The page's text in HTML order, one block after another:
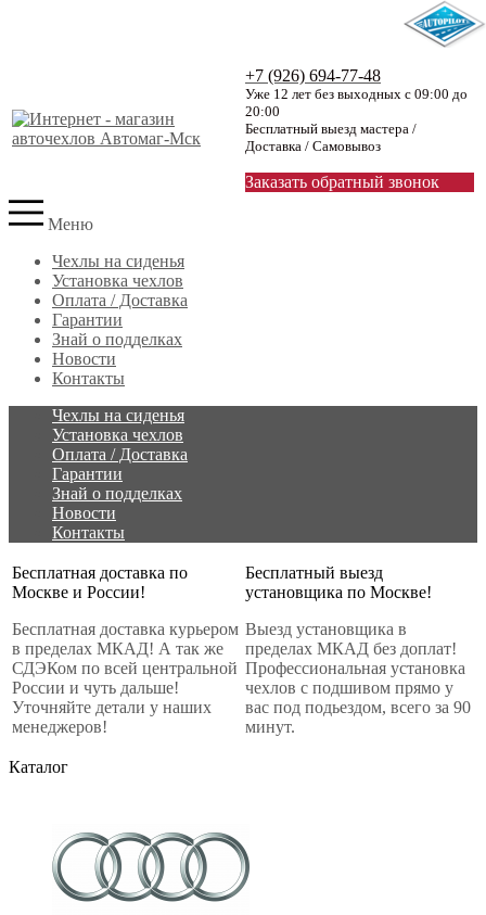
+7 (926) 694-77-48
Уже 12 лет без выходных с 09:00 до
20:00
Бесплатный выезд мастера /
Доставка / Самовывоз
Заказать обратный звонок
Меню
Чехлы на сиденья
Установка чехлов
Оплата / Доставка
Гарантии
Знай о подделках
Новости
Контакты
Чехлы на сиденья
Установка чехлов
Оплата / Доставка
Гарантии
Знай о подделках
Новости
Контакты
Бесплатная доставка по
Москве и России!
Бесплатная доставка курьером
в пределах МКАД! А так же
СДЭКом по всей центральной
России и чуть дальше!
Уточняйте детали у наших
менеджеров!
Бесплатный выезд
установщика по Москве!
Выезд установщика в
пределах МКАД без доплат!
Профессиональная установка
чехлов с подшивом прямо у
вас под подьездом, всего за 90
минут.
Каталог